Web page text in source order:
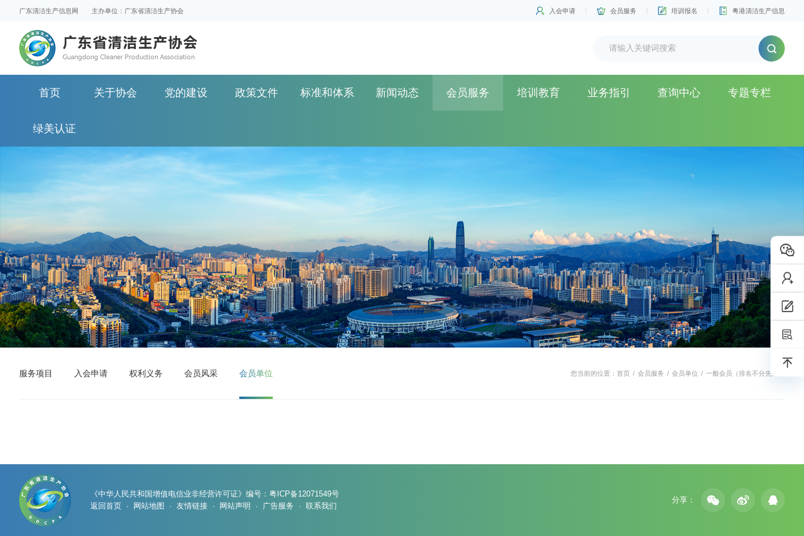
广东清洁生产信息网 主办单位：广东省清洁生产协会 入会申请 会员服务 培训报名 粤港清洁生产信息
首页 关于协会 党的建设 政策文件 标准和体系 新闻动态 会员服务 培训教育 业务指引 查询中心 专题专栏
绿美认证
您当前的位置： 首页 / 会员服务 / 会员单位 / 一般会员（排名不分先后）
服务项目 入会申请 权利义务 会员风采 会员单位
《中华人民共和国增值电信业非经营许可证》编号： 粤ICP备12071549号
返回首页 · 网站地图 · 友情链接 · 网站声明 · 广告服务 · 联系我们
分享：